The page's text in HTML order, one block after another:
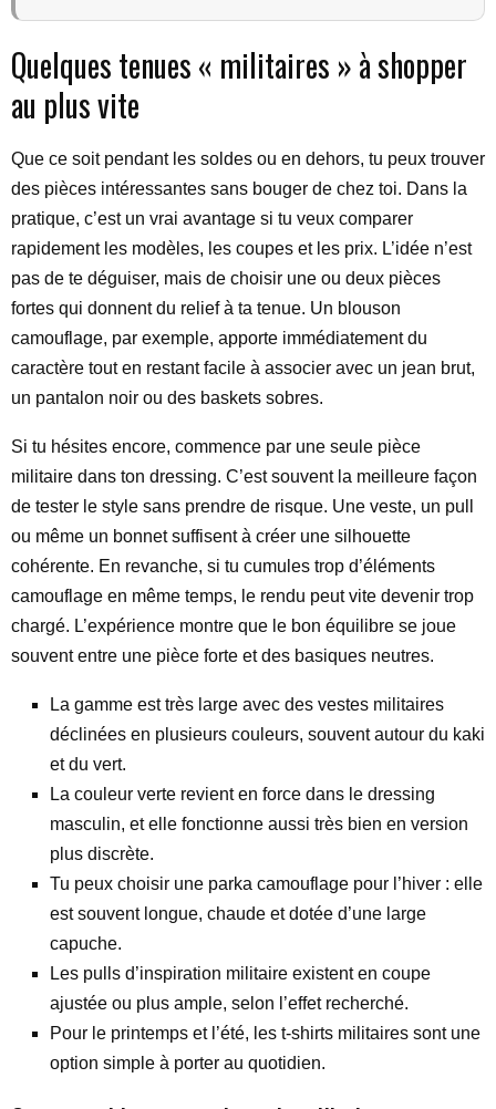
Quelques tenues « militaires » à shopper
au plus vite
Que ce soit pendant les soldes ou en dehors, tu peux trouver
des pièces intéressantes sans bouger de chez toi. Dans la
pratique, c’est un vrai avantage si tu veux comparer
rapidement les modèles, les coupes et les prix. L’idée n’est
pas de te déguiser, mais de choisir une ou deux pièces
fortes qui donnent du relief à ta tenue. Un blouson
camouflage, par exemple, apporte immédiatement du
caractère tout en restant facile à associer avec un jean brut,
un pantalon noir ou des baskets sobres.
Si tu hésites encore, commence par une seule pièce
militaire dans ton dressing. C’est souvent la meilleure façon
de tester le style sans prendre de risque. Une veste, un pull
ou même un bonnet suffisent à créer une silhouette
cohérente. En revanche, si tu cumules trop d’éléments
camouflage en même temps, le rendu peut vite devenir trop
chargé. L’expérience montre que le bon équilibre se joue
souvent entre une pièce forte et des basiques neutres.
La gamme est très large avec des vestes militaires
déclinées en plusieurs couleurs, souvent autour du kaki
et du vert.
La couleur verte revient en force dans le dressing
masculin, et elle fonctionne aussi très bien en version
plus discrète.
Tu peux choisir une parka camouflage pour l’hiver : elle
est souvent longue, chaude et dotée d’une large
capuche.
Les pulls d’inspiration militaire existent en coupe
ajustée ou plus ample, selon l’effet recherché.
Pour le printemps et l’été, les t-shirts militaires sont une
option simple à porter au quotidien.